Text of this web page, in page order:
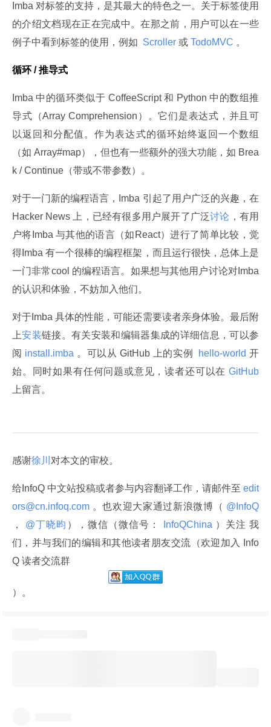
Imba 对标签的支持，是其最大的特色之一。关于标签使用
的介绍文档现在正在完成中。在那之前，用户可以在一些
例子中看到标签的使用，例如 Scroller 或 TodoMVC 。
循环 / 推导式
Imba 中的循环类似于 CoffeeScript 和 Python 中的数组推
导式（Array Comprehension）。它们是表达式，并且可
以返回和分配值。作为表达式的循环始终返回一个数组
（如 Array#map），但也有一些额外的强大功能，如 Brea
k / Continue（带或不带参数）。
对于一门新的编程语言，Imba 引起了用户广泛的兴趣，在
Hacker News 上，已经有很多用户展开了广泛讨论 ，有用
户将Imba 与其他的语言（如React）进行了简单比较，觉
得Imba 有一个很棒的编程框架，而且运行很快，总体上是
一门非常cool 的编程语言。如果想与其他用户讨论对Imba
的认识和体验，不妨加入他们。
对于Imba 具体的性能，可能还需要读者亲身体验。最后附
上安装链接。有关安装和编辑器集成的详细信息，可以参
阅 install.imba 。可以从 GitHub 上的实例 hello-world 开
始。同时如果有任何问题或意见，读者还可以在
上留言。
感谢徐川 对本文的审校。
给InfoQ 中文站投稿或者参与内容翻译工作，请邮件至 edit
ors@cn.infoq.com 。也欢迎大家通过新浪微博（
，
@丁晓昀 ），微信（微信号： InfoQChina ）关注 我
们，并与我们的编辑和其他读者朋友交流（欢迎加入 Info
Q 读者交流群
）。